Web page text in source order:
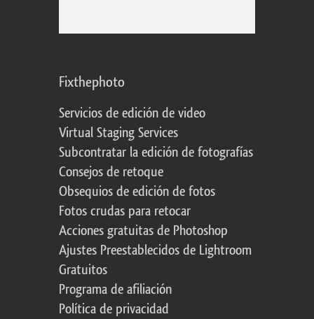
Fixthephoto
Servicios de edición de video
Virtual Staging Services
Subcontratar la edición de fotografías
Consejos de retoque
Obsequios de edición de fotos
Fotos crudas para retocar
Acciones gratuitas de Photoshop
Ajustes Preestablecidos de Lightroom
Gratuitos
Programa de afiliación
Política de privacidad